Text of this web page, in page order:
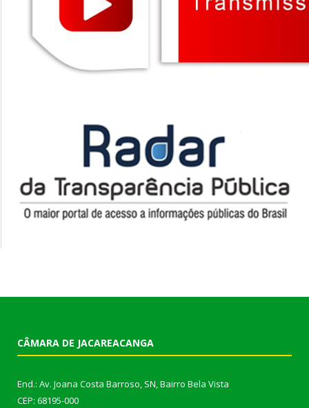
CÂMARA DE JACAREACANGA
End.: Av. Joana Costa Barroso, SN, Bairro Bela Vista
CEP: 68195-000